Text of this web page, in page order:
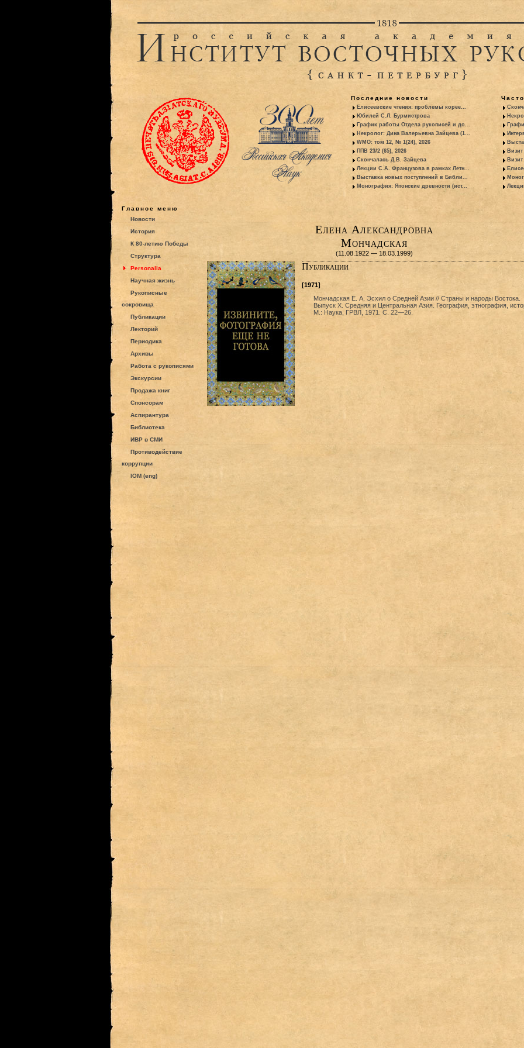
Последние новости
Елисеевские чтения: проблемы корее...
Юбилей С.Л. Бурмистрова
График работы Отдела рукописей и до...
Некролог: Дина Валерьевна Зайцева (1...
WMO: том 12, № 1(24), 2026
ППВ 23/2 (65), 2026
Скончалась Д.В. Зайцева
Лекции С.А. Французова в рамках Летн...
Выставка новых поступлений в Библи...
Монография: Японские древности (ист...
Главное меню
Новости
История
К 80-летию Победы
Структура
Personalia
Научная жизнь
Рукописные
сокровища
Публикации
Лекторий
Периодика
Архивы
Работа с рукописями
Экскурсии
Продажа книг
Спонсорам
Аспирантура
Библиотека
ИВР в СМИ
Противодействие
коррупции
IOM (eng)
Елена Александровна
Мончадская
(11.08.1922 — 18.03.1999)
Публикации
[1971]
Мончадская Е. А. Эсхил о Средней Азии // Страны и народы Востока.
Выпуск X. Средняя и Центральная Азия. География, этнография,
М.: Наука, ГРВЛ, 1971. С. 22—26.